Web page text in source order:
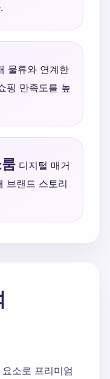
물류와 연계한
핑 만족도를 높
디지털 매거
브랜드 스토리
소로 프리미엄